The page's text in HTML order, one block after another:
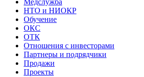
Медслужба
НТО и НИОКР
Обучение
ОКС
ОТК
Отношения с инвесторами
Партнеры и подрядчики
Продажи
Проекты